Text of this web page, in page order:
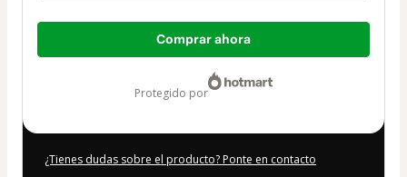
Total
Comprar ahora
protegido por
¿Tienes dudas sobre el producto? Ponte en contacto